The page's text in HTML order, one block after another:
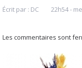
Écrit par : DC 22h54-
Les commentaires sont